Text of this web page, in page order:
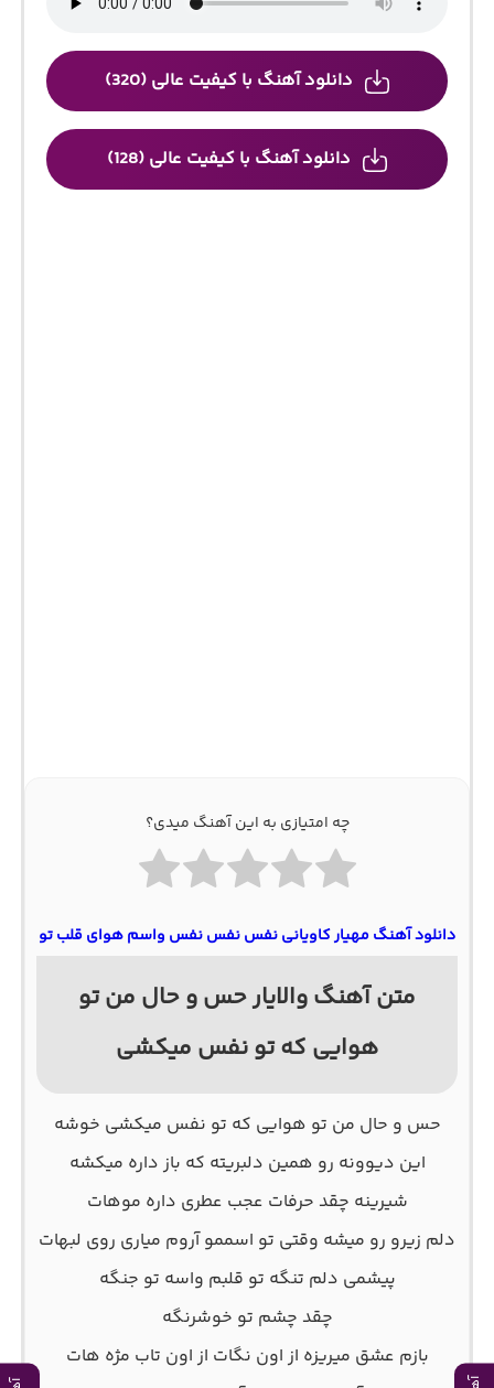
دانلود آهنگ با کیفیت عالی (320)
دانلود آهنگ با کیفیت عالی (128)
چه امتیازی به این آهنگ میدی؟
دانلود آهنگ مهیار کاویانی نفس نفس نفس واسم هوای قلب تو
متن آهنگ والایار حس و حال من تو
هوایی که تو نفس میکشی
حس و حال من تو هوایی که تو نفس میکشی خوشه
این دیوونه رو همین دلبریته که باز داره میکشه
شیرینه چقد حرفات عجب عطری داره موهات
دلم زیرو رو میشه وقتی تو اسممو آروم میاری روی لبهات
پیشمی دلم تنگه تو قلبم واسه تو جنگه
چقد چشم تو خوشرنگه
بازم عشق میریزه از اون نگات از اون تاب مژه هات